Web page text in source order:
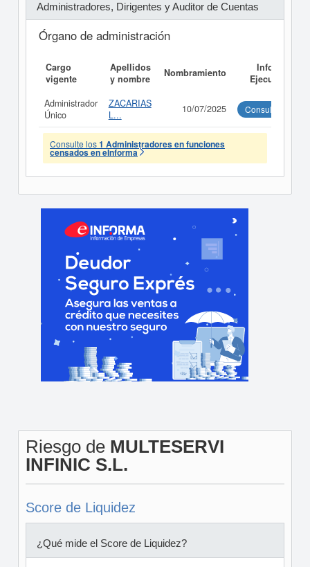
Administradores, Dirigentes y Auditor de Cuentas
Órgano de administración
Cargo
vigente
Apellidos
y nombre
Nombramiento
Informe
Ejecutivo
Administrador
Único
ZACARIAS
L...
10/07/2025 Consultar
Consulte los1 Administradores en funciones
censados en eInforma
Riesgo de MULTESERVI
INFINIC S.L.
Score de Liquidez
¿Qué mide el Score de Liquidez?